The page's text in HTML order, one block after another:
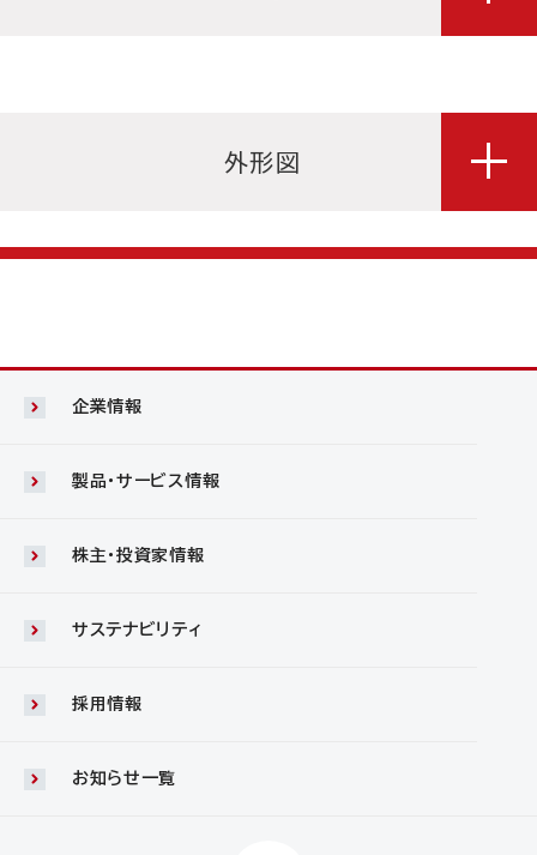
外形図
企業情報
製品・サービス情報
株主・投資家情報
サステナビリティ
採用情報
お知らせ一覧